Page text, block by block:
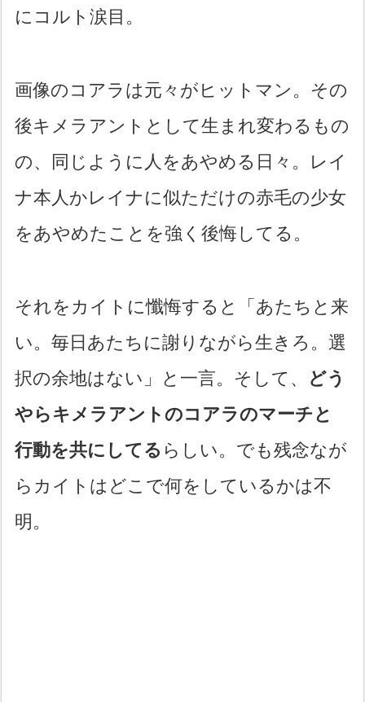
にコルト涙目。
画像のコアラは元々がヒットマン。その
後キメラアントとして生まれ変わるもの
の、同じように人をあやめる日々。レイ
ナ本人かレイナに似ただけの赤毛の少女
をあやめたことを強く後悔してる。
それをカイトに懺悔すると「あたちと来
い。毎日あたちに謝りながら生きろ。選
択の余地はない」と一言。そして、
どう
やらキメラアントのコアラのマーチと
行動を共にしてる らしい。でも残念なが
らカイトはどこで何をしているかは不
明。